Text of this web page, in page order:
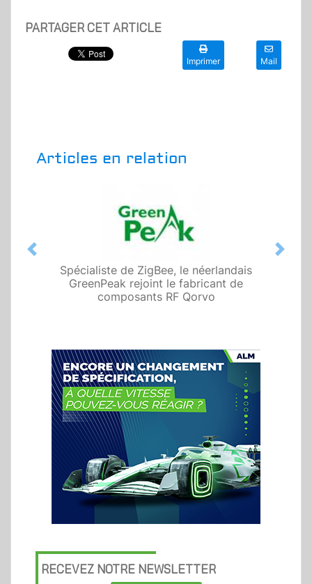
PARTAGER CET ARTICLE
Imprimer Mail
Articles en relation
Spécialiste de ZigBee, le néerlandais
GreenPeak rejoint le fabricant de
composants RF Qorvo
Previous Next
RECEVEZ NOTRE NEWSLETTER